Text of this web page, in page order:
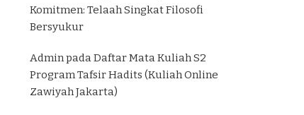
Komitmen: Telaah Singkat Filosofi
Bersyukur
AdminpadaDaftar Mata Kuliah S2
Program Tafsir Hadits (Kuliah Online
Zawiyah Jakarta)